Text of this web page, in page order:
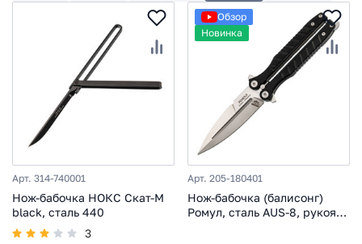
Арт. 314-740001
Нож-бабочка НОКС Скат-М
black, сталь 440
3
Обзор
Новинка
Арт. 205-180401
Нож-бабочка (балисонг)
Ромул, сталь AUS-8, рукоять